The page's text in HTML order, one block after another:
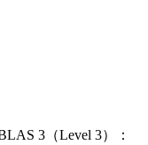
3（Level 3）：